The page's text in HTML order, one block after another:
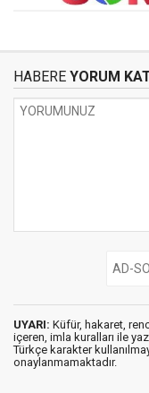
HABERE YORUM
UYARI: Küfür, hakaret,
içeren, imla kuralları ile
Türkçe karakter
onaylanmamaktadır.